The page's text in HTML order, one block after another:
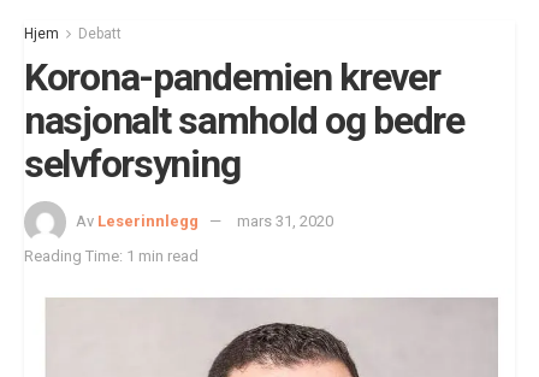
Hjem Debatt
Korona-pandemien krever
nasjonalt samhold og bedre
selvforsyning
Av Leserinnlegg
mars 31, 2020
Reading Time: 1 min read